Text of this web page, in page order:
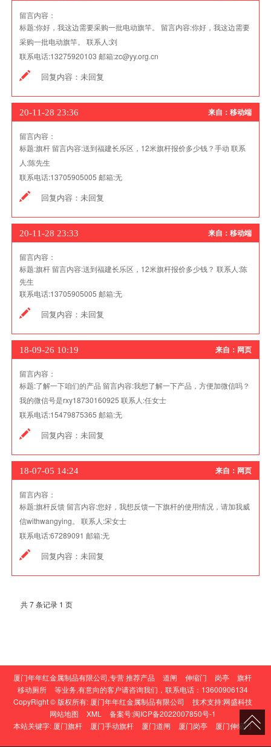
留言内容：
标题:你好，我这边需要采购一批电动旗竿。 留言内容:你好，我这边需要
采购一批电动旗竿。联系人:刘
联系电话:13275920103邮箱:zc@yy.org.cn
回复内容：未回复
20-11-28 23:36 来自：移动端
留言内容：
标题:旗杆 留言内容:送到福建长乐区，12米旗杆报价多少钱？手动联系
人:陈先生
联系电话:13705905005邮箱:无
回复内容：未回复
20-11-28 23:33 来自：移动端
留言内容：
标题:旗杆 留言内容:送到福建长乐区，12米旗杆报价多少钱？联系人:陈
先生
联系电话:13705905005邮箱:无
回复内容：未回复
18-09-26 10:19 来自：网页
留言内容：
标题:了解一下咱们的产品 留言内容:我想了解一下产品，方便加微信吗？
我的微信号是rxy18730160925联系人:任女士
联系电话:15479875365邮箱:无
回复内容：未回复
18-07-05 14:24 来自：网页
留言内容：
标题:旗杆反馈 留言内容:您好，我想反馈一下旗杆的使用情况，请加我威
信withwangying。联系人:宋女士
联系电话:67289091邮箱:无
回复内容：未回复
共 7 条记录 1 页
厦门年年红金属制品有限公司,专营推荐产品 道闸 伸缩门 岗亭
旗杆
移动厕所
等业务,有意向的客户请咨询我们，联系电话： 13600906134
CopyRight © 版权所有: 厦门年年红金属制品有限公司 技术支持:网盛科技
网站地图
XML 备案号:闽ICP备2022007850号-1
本站关键字: 厦门旗杆 厦门手动旗杆 厦门道闸 厦门岗亭 厦门伸缩门